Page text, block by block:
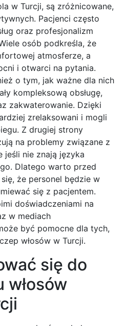
w Turcji, są zróżnicowane,
Pacjenci często
oraz profesjonalizm
osób podkreśla, że
atmosferze, a
i otwarci na pytania.
o tym, jak ważne dla nich
kompleksową obsługę,
zakwaterowanie. Dzięki
zrelaksowani i mogli
Z drugiej strony
na problemy związane z
jeśli nie znają języka
Dlatego warto przed
że personel będzie w
się z pacjentem.
doświadczeniami na
w mediach
być pomocne dla tych,
włosów w Turcji.
się do
włosów